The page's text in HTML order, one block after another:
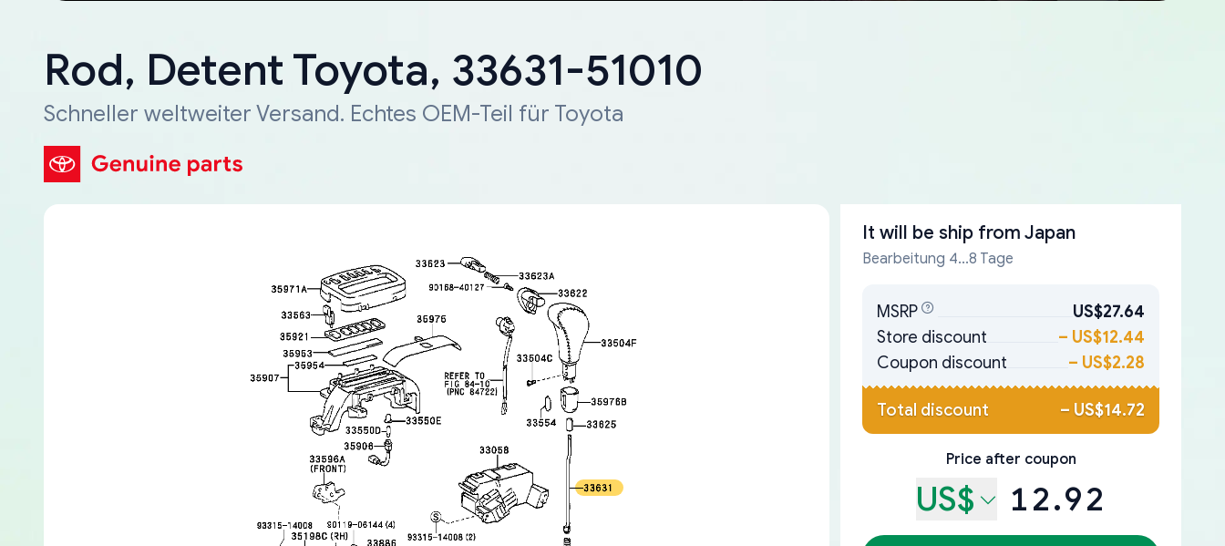
Rod, Detent Toyota, 33631-51010
Schneller weltweiter Versand. Echtes OEM-Teil für Toyota
It will be ship from Japan
Bearbeitung 4...8 Tage
MSRP
US$27.64
Store discount
– US$12.44
Coupon discount
– US$2.28
Total discount – US$14.72
Price after coupon
US$ 12.92